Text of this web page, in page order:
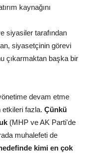
kaynağını
siyasiler tarafından
siyasetçinin görevi
çıkarmaktan başka bir
devam etme
etkileri fazla. Çünkü
(MHP ve AK Parti'de
muhalefeti de
kimi en çok